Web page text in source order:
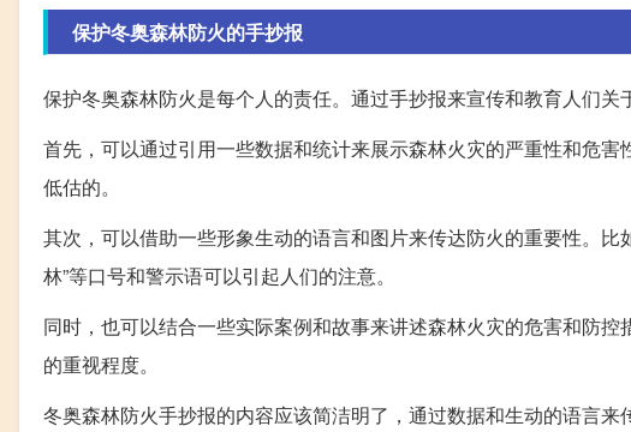
保护冬奥森林防火的手抄报
保护冬奥森林防火是每个人的责任。通过手抄报来宣传和教育人们关
首先，可以通过引用一些数据和统计来展示森林火灾的严重性和危
低估的。
其次，可以借助一些形象生动的语言和图片来传达防火的重要性。比
林”等口号和警示语可以引起人们的注意。
同时，也可以结合一些实际案例和故事来讲述森林火灾的危害和防
的重视程度。
冬奥森林防火手抄报的内容应该简洁明了，通过数据和生动的语言